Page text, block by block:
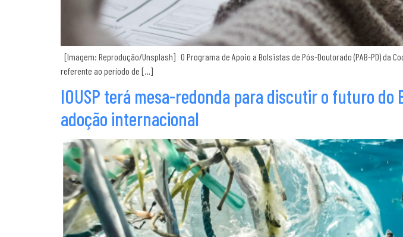
[Imagem: Reprodução/Unsplash] O Programa de Apoio a Bolsistas de Pós-Doutorado (PAB-PD) da
referente ao período de […]
IOUSP terá mesa-redonda para discutir o futuro
adoção internacional